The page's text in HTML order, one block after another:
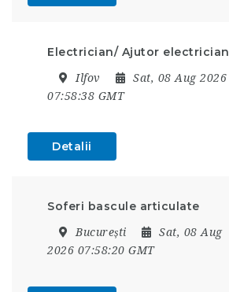
Electrician/ Ajutor electrician
Ilfov
Sat, 08 Aug 2026
07:58:38 GMT
Detalii
Soferi bascule articulate
București
Sat, 08 Aug
2026 07:58:20 GMT